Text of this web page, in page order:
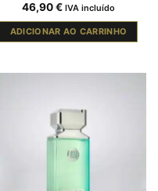
46,90€ IVA incluído
ADICIONAR AO CARRINHO